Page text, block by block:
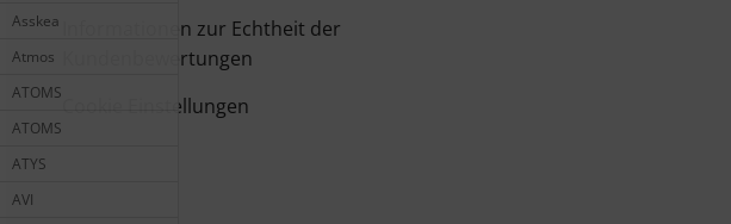
Asskea
Atmos
ATOMS
ATOMS
ATYS
AVI
Informationen zur Echtheit der
Kundenbewertungen
Cookie Einstellungen